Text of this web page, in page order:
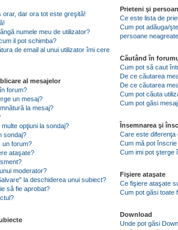
dar ora tot este greşită!
numele meu de utilizator?
il pot schimba?
de email al unui utilizator îmi cere
al mesajelor
forum?
un mesaj?
la mesaj?
opţiuni la sondaj?
sondaj?
un forum?
ataşate?
moderator?
la deschiderea unui subiect?
să fie aprobat?
Prieteni şi
Ce este lista de
Cum pot adăuga/
persoane
Căutând în
Cum pot să caut
De ce căutarea
De ce căutarea
Cum pot căuta
Cum pot găsi
Însemnarea şi
Care este
Cum mă pot
Cum imi pot şterge
Fişiere ataşate
Ce fişiere ataşate
Cum pot găsi toate
Download
Unde pot găsi